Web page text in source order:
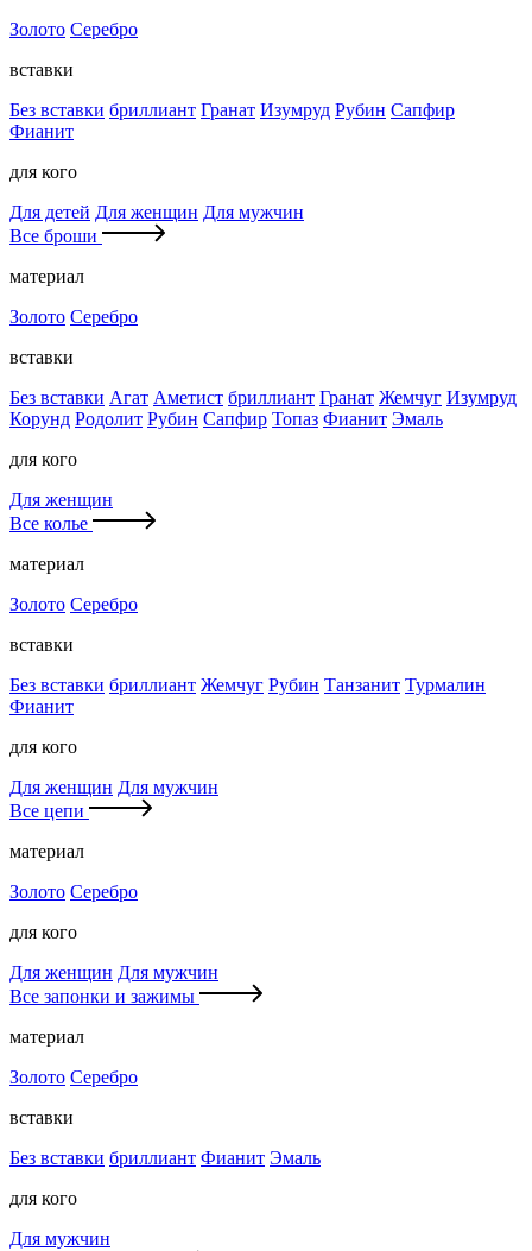
Золото Серебро
вставки
Без вставки бриллиант Гранат Изумруд Рубин Сапфир
Фианит
для кого
Для детей Для женщин Для мужчин
Все броши
материал
Золото Серебро
вставки
Без вставки Агат Аметист бриллиант Гранат Жемчуг Изумруд
Корунд Родолит Рубин Сапфир Топаз Фианит Эмаль
для кого
Для женщин
Все колье
материал
Золото Серебро
вставки
Без вставки бриллиант Жемчуг Рубин Танзанит Турмалин
Фианит
для кого
Для женщин Для мужчин
Все цепи
материал
Золото Серебро
для кого
Для женщин Для мужчин
Все запонки и зажимы
материал
Золото Серебро
вставки
Без вставки бриллиант Фианит Эмаль
для кого
Для мужчин